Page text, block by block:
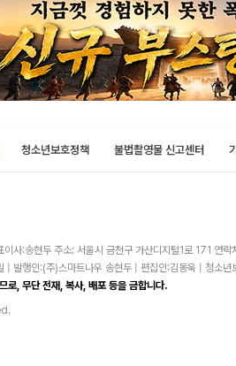
청소년보호정책 불법촬영물 신고센터
이사:송현두 주소: 서울시 금천구 가산디지털1로
행인:(주)스마트나우 송현두 | 편집인:김동욱 | 청소년
로, 무단 전재, 복사, 배포 등을 금합니다.